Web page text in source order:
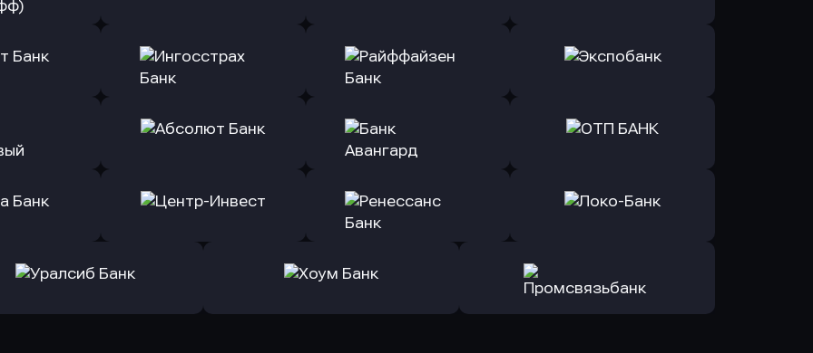
заявку
Оправить заявку
в Альфа-Банк
Оправить заявку
в АТБ Банк
Оправить заявку
заявку
Банк
Оправить заявку
Оправить заявку
в Райффайзен Банк
Оправить заявку
заявку
Оправить заявку
Оправить заявку
в Банк Авангард
Оправить заявку
заявку
Оправить заявку
в Локо-Банк